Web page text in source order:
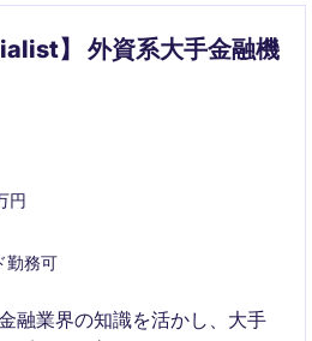
】 外資系大手金融機
円
勤務可
融業界の知識を活かし、大手